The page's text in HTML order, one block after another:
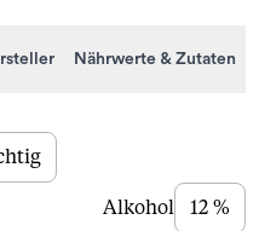
Nährwerte & Zutaten
Alkohol 12 %